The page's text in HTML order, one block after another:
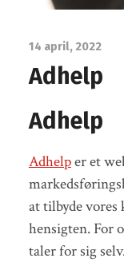
14 april, 2022
Adhelp
Adhelp
Adhelper et
at tilbyde
hensigten. For
taler for sig